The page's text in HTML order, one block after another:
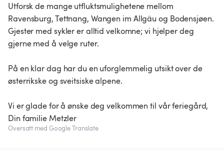
Utforsk de mange utfluktsmulighetene mellom
Ravensburg, Tettnang, Wangen im Allgäu og Bodensjøen.
Gjester med sykler er alltid velkomne; vi hjelper deg
gjerne med å velge ruter.
På en klar dag har du en uforglemmelig utsikt over de
østerrikske og sveitsiske alpene.
Vi er glade for å ønske deg velkommen til vår feriegård,
Din familie Metzler
Oversatt med Google Translate